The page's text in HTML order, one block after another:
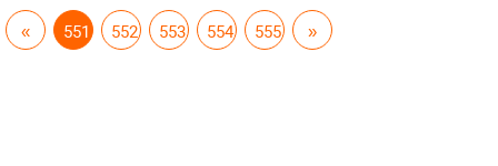
« 551 552 553 554 555 »